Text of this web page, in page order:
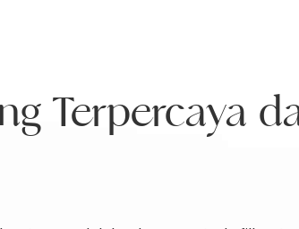
Terpercaya